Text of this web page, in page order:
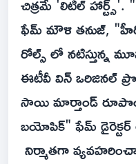
ఫేమ్ మౌళి తనుజ్,
రోల్స్ లో నటిస్తున్న
ఈటీవీ విన్ ఒరిజినల్
సాయి మార్తాండ్
బయోపిక్" ఫేమ్
నిర్మాతగా